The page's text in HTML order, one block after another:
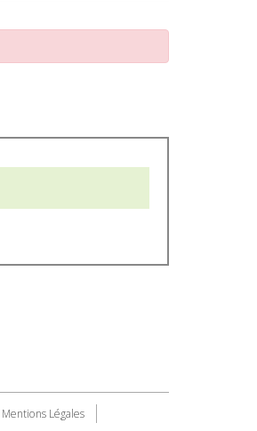
Mentions Légales